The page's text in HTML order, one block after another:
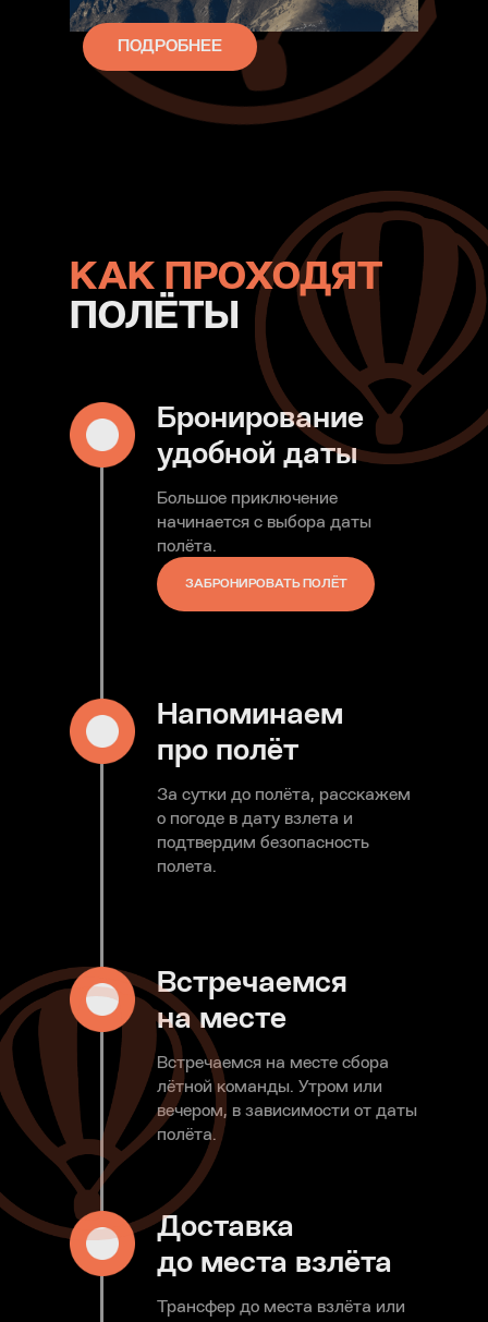
ПОДРОБНЕЕ
КАК ПРОХОДЯТ
ПОЛЁТЫ
Встречаемся
на месте
Напоминаем
про полёт
Встречаемся на месте сбора
лётной команды. Утром или
вечером, в зависимости от даты
полёта.
За сутки до полёта, расскажем
о погоде в дату взлета и
подтвердим безопасность
полета.
Доставка
до места взлёта
Трансфер до места взлёта или
Бронирование
удобной даты
Большое приключение
начинается с выбора даты
полёта.
ЗАБРОНИРОВАТЬ ПОЛЁТ